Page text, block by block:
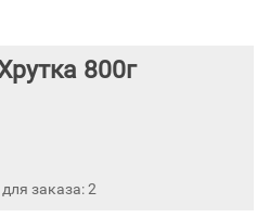
800г
заказа: 2